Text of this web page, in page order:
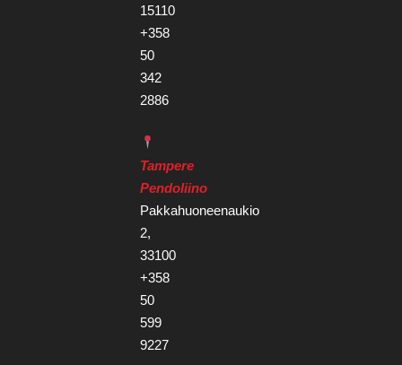
15110
+358
50
342
2886
Tampere
Pendoliino
Pakkahuoneenaukio
2,
33100
+358
50
599
9227